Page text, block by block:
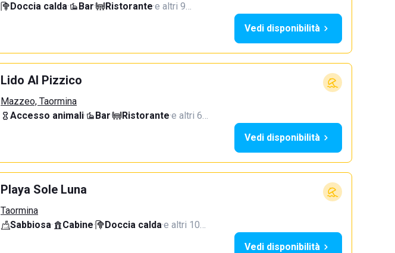
Doccia calda· Bar· Ristorante·e altri 9…
Vedi disponibilità
Lido Al Pizzico
Mazzeo, Taormina
Accesso animali· Bar· Ristorante·e altri 6…
Vedi disponibilità
Playa Sole Luna
Taormina
Sabbiosa· Cabine· Doccia calda·e altri 10…
Vedi disponibilità